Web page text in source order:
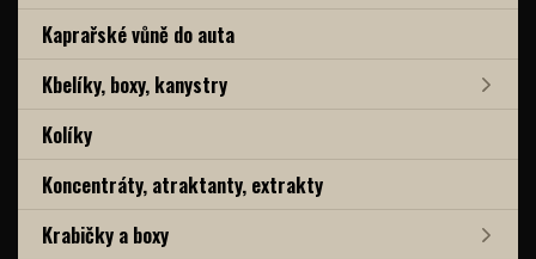
Kaprařské vůně do auta
Kbelíky, boxy, kanystry
Kolíky
Koncentráty, atraktanty, extrakty
Krabičky a boxy